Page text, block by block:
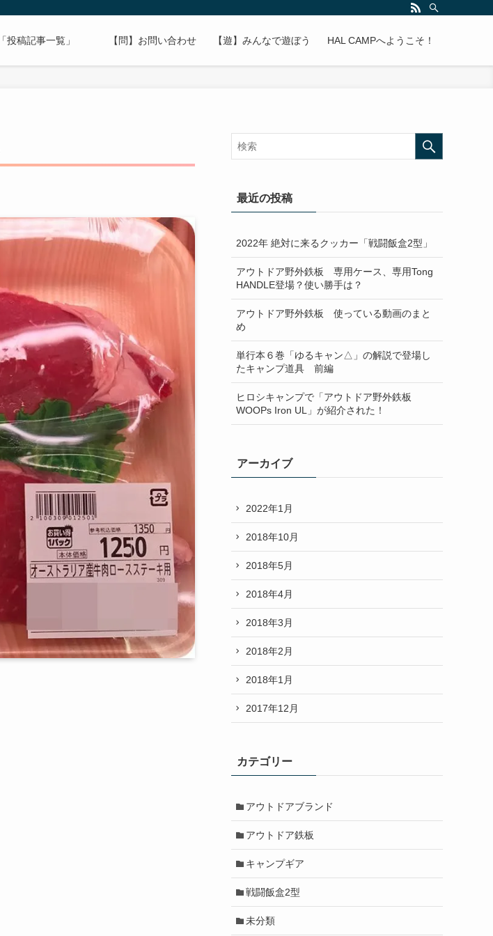
「投稿記事一覧」 【問】お問い合わせ 【遊】みんなで遊ぼう HAL CAMPへようこそ！
最近の投稿
2022年 絶対に来るクッカー「戦闘飯盒2型」
アウトドア野外鉄板 専用ケース、専用Tong
HANDLE登場？使い勝手は？
アウトドア野外鉄板 使っている動画のまと
め
単行本６巻「ゆるキャン△」の解説で登場し
たキャンプ道具 前編
ヒロシキャンプで「アウトドア野外鉄板
WOOPs Iron UL」が紹介された！
アーカイブ
2022年1月
2018年10月
2018年5月
2018年4月
2018年3月
2018年2月
2018年1月
2017年12月
カテゴリー
アウトドアブランド
アウトドア鉄板
キャンプギア
戦闘飯盒2型
未分類